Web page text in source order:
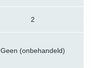
2
Geen (onbehandeld)